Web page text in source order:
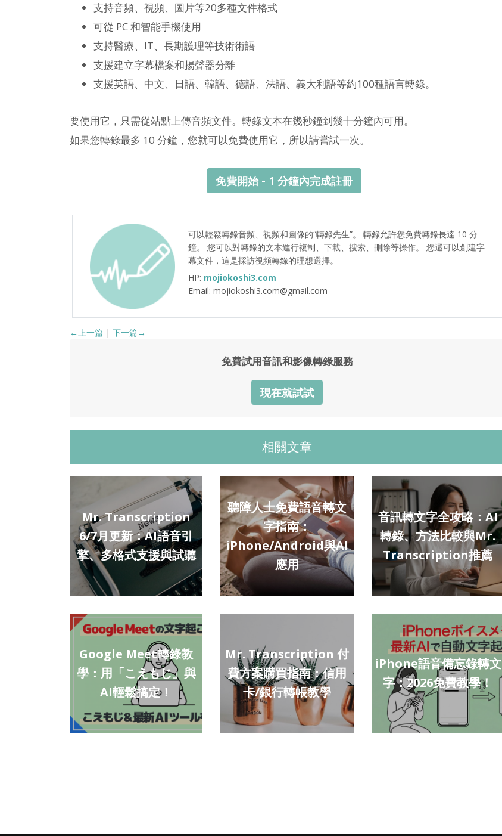
支持音頻、視頻、圖片等20多種文件格式
可從 PC 和智能手機使用
支持醫療、IT、長期護理等技術術語
支援建立字幕檔案和揚聲器分離
支援英語、中文、日語、韓語、德語、法語、義大利語等約100種語言轉錄。
要使用它，只需從站點上傳音頻文件。轉錄文本在幾秒鐘到幾十分鐘內可用。
如果您轉錄最多 10 分鐘，您就可以免費使用它，所以請嘗試一次。
免費開始 - 1 分鐘內完成註冊
可以輕鬆轉錄音頻、視頻和圖像的“轉錄先生”。 轉錄允許您免費轉錄長達 10 分
鐘。 您可以對轉錄的文本進行複制、下載、搜索、刪除等操作。 您還可以創建字
幕文件，這是採訪視頻轉錄的理想選擇。
HP: mojiokoshi3.com
Email: mojiokoshi3.com@gmail.com
←上一篇 | 下一篇→
免費試用音訊和影像轉錄服務
現在就試試
相關文章
Mr. Transcription
6/7月更新：AI語音引
擎、多格式支援與試聽
聽障人士免費語音轉文
字指南：
iPhone/Android與AI
應用
音訊轉文字全攻略：AI
轉錄、方法比較與Mr.
Transcription推薦
Google Meet轉錄教
學：用「こえもじ」與
AI輕鬆搞定！
Mr. Transcription 付
費方案購買指南：信用
卡/銀行轉帳教學
iPhone語音備忘錄轉文
字：2026免費教學！